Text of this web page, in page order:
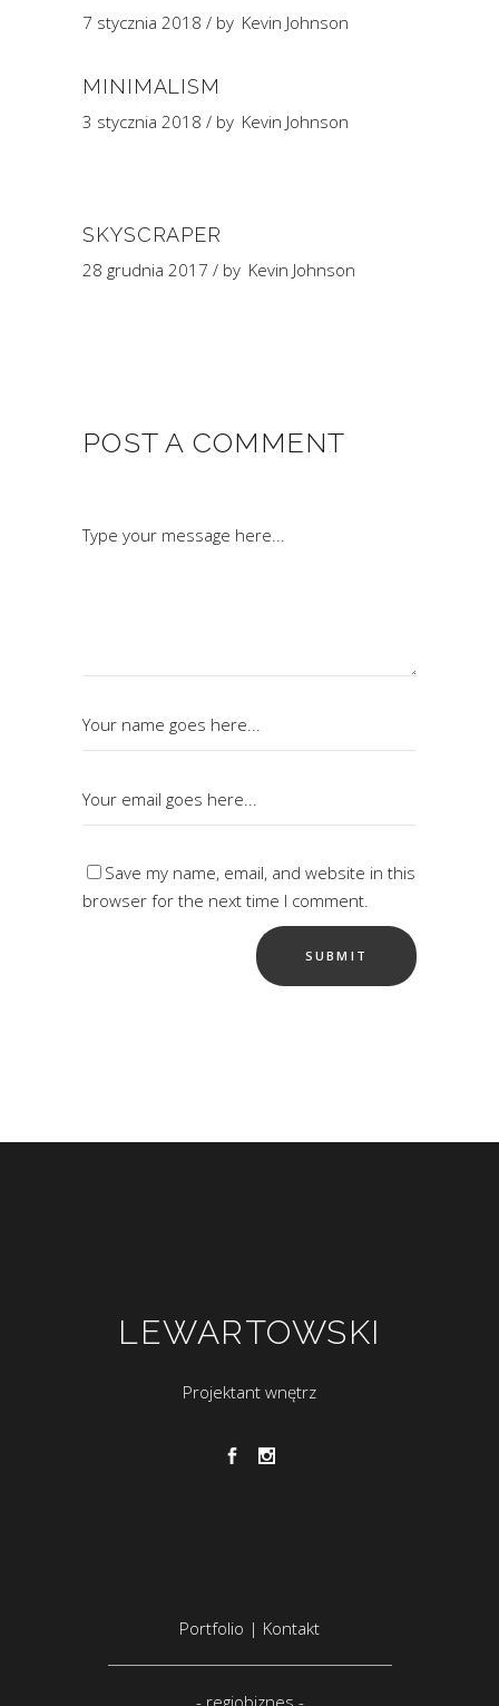
7 stycznia 2018 by Kevin Johnson
MINIMALISM
3 stycznia 2018 by Kevin Johnson
SKYSCRAPER
28 grudnia 2017 by Kevin Johnson
POST A COMMENT
Save my name, email, and website in this
browser for the next time I comment.
LEWARTOWSKI
Projektant wnętrz
Portfolio | Kontakt
- regiobiznes -